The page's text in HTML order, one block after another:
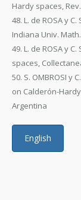
Hardy spaces,
48. L. de ROSA y
Indiana Univ. Math.
49. L. de ROSA y
spaces,
50. S. OMBROSI y
on Calderón-
Argentina
English